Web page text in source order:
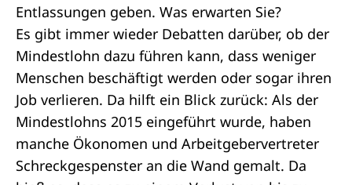
Entlassungen geben. Was erwarten Sie?
Es gibt immer wieder Debatten darüber, ob der
Mindestlohn dazu führen kann, dass weniger
Menschen beschäftigt werden oder sogar ihren
Job verlieren. Da hilft ein Blick zurück: Als der
Mindestlohns 2015 eingeführt wurde, haben
manche Ökonomen und Arbeitgebervertreter
Schreckgespenster an die Wand gemalt. Da